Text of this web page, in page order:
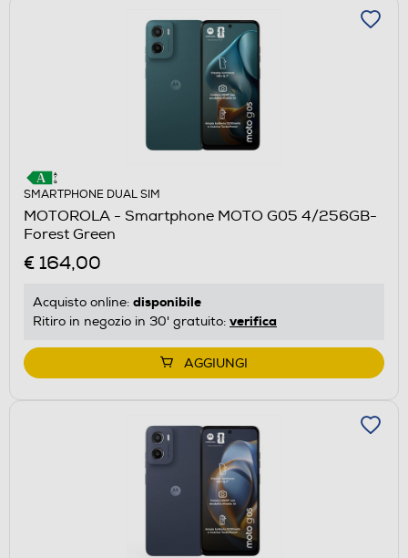
SMARTPHONE DUAL SIM
MOTOROLA - Smartphone MOTO G05 4/256GB-
Forest Green
€ 164,00
Acquisto online: disponibile
Ritiro in negozio in 30' gratuito: verifica
AGGIUNGI